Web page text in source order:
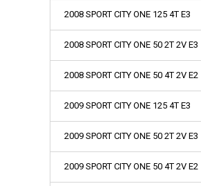
2008 SPORT CITY ONE 125 4T E3
2008 SPORT CITY ONE 50 2T 2V E3
2008 SPORT CITY ONE 50 4T 2V E2
2009 SPORT CITY ONE 125 4T E3
2009 SPORT CITY ONE 50 2T 2V E3
2009 SPORT CITY ONE 50 4T 2V E2